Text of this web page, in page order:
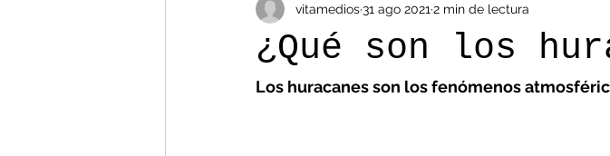
¿Qué son los
vitamedios31 ago 2021 2 min de lectura
Los huracanes son los fenómenos